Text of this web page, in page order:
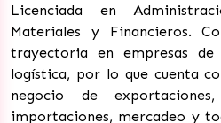
Licenciada en
Materiales y Financieros.
trayectoria en empresas
logística, por lo que cuenta
negocio de
importaciones, mercadeo y